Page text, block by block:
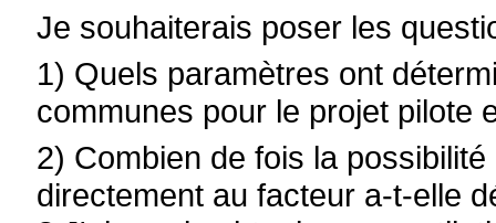
Je souhaiterais poser les
1) Quels paramètres ont
communes pour le projet pilote
2) Combien de fois la
directement au facteur a-t-elle